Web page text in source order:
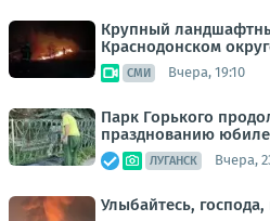
Крупный
Краснодонском
СМИ Вчера, 19:10
Парк Горького
празднованию
ЛУГАНСК Вчера,
Улыбайтесь,